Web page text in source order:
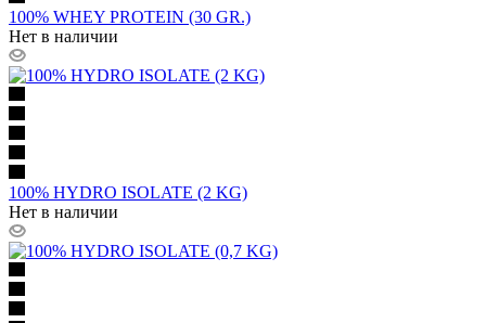
100% WHEY PROTEIN (30 GR.)
Нет в наличии
100% HYDRO ISOLATE (2 KG)
Нет в наличии